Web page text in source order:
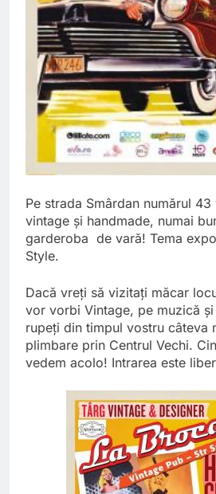
Pe strada Smârdan numărul
vintage și handmade, numai
garderoba de vară! Tema
Style.
Dacă vreți să vizitați măcar
vor vorbi Vintage, pe muzică
rupeți din timpul vostru câteva
plimbare prin Centrul Vechi.
vedem acolo! Intrarea este